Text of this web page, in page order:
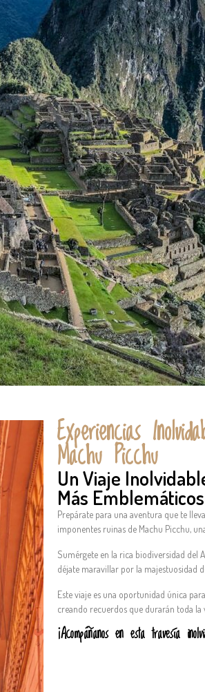
Experiencias
Machu Picchu
Un Viaje
Más
Prepárate para una aventura que te
imponentes ruinas de Machu Picchu,
Sumérgete en la rica biodiversidad del
déjate maravillar por la majestuosidad
Este viaje es una oportunidad única
creando recuerdos que durarán toda la
¡Acompáñanos en esta travesía